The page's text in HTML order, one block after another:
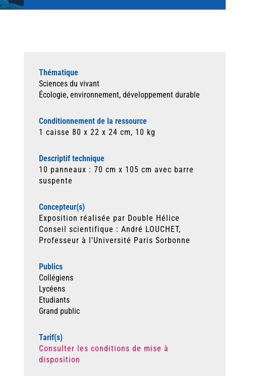
Thématique
Sciences du vivant
Écologie, environnement, développement durable
Conditionnement de la ressource
1 caisse 80 x 22 x 24 cm, 10 kg
Descriptif technique
10 panneaux : 70 cm x 105 cm avec barre
suspente
Concepteur(s)
Exposition réalisée par Double Hélice
Conseil scientifique : André LOUCHET,
Professeur à l'Université Paris Sorbonne
Publics
Collégiens
Lycéens
Etudiants
Grand public
Tarif(s)
Consulter les conditions de mise à
disposition